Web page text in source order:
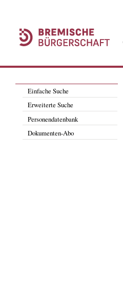
Einfache Suche
Erweiterte Suche
Personendatenbank
Dokumenten-Abo